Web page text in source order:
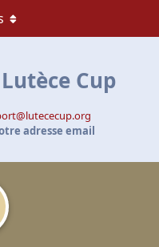
Cup
adresse email